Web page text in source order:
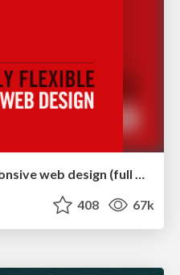
Fashionably flexible responsive web design (full day workshop)
408 67k